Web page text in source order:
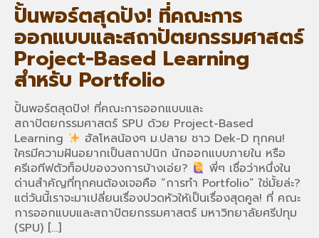
ปั้นพอร์ตสุดปัง! ที่คณะการ
ออกแบบและสถาปัตยกรรมศาสตร์
Project-Based Learning
สำหรับ Portfolio
ปั้นพอร์ตสุดปัง! ที่คณะการออกแบบและ
สถาปัตยกรรมศาสตร์ SPU ด้วย Project-Based
Learning
ฮัลโหลน้องๆ ม.ปลาย ชาว Dek-D ทุกคน!
ใครมีความฝันอยากเป็นสถาปนิก นักออกแบบภายใน หรือ
ครีเอทีฟตัวท็อปของวงการบ้างเอ่ย?
พี่ๆ เชื่อว่าหนึ่งใน
ด่านสำคัญที่ทุกคนต้องเจอคือ “การทำ Portfolio” ใช่มั้ยล่ะ?
แต่วันนี้เราจะมาเปลี่ยนเรื่องปวดหัวให้เป็นเรื่องสุดคูล! ที่ คณะ
การออกแบบและสถาปัตยกรรมศาสตร์ มหาวิทยาลัยศรีปทุม
(SPU) […]